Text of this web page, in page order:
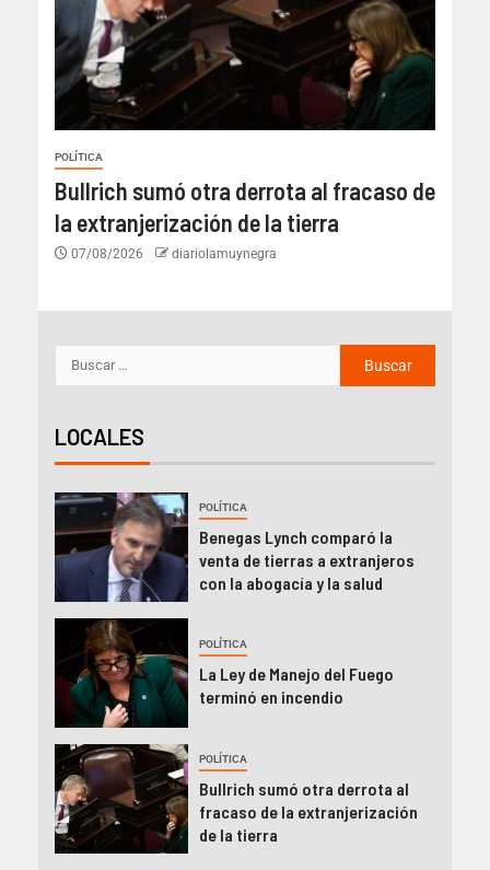
POLÍTICA
Bullrich sumó otra derrota al fracaso de
la extranjerización de la tierra
07/08/2026 diariolamuynegra
LOCALES
POLÍTICA
Benegas Lynch comparó la
venta de tierras a extranjeros
con la abogacía y la salud
POLÍTICA
La Ley de Manejo del Fuego
terminó en incendio
POLÍTICA
Bullrich sumó otra derrota al
fracaso de la extranjerización
de la tierra